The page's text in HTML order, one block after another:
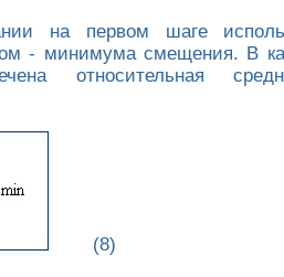
на первом шаге
- минимума смещения. В
относительная
(8)